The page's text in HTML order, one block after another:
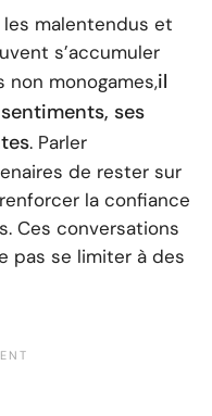
malentendus et
s’accumuler
non monogames,il
ses
. Parler
de rester sur
la confiance
Ces conversations
pas se limiter à des